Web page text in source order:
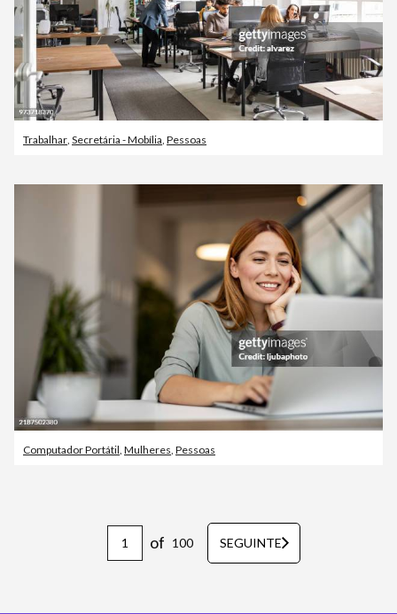
Trabalhar, Secretária - Mobília, Pessoas
Computador Portátil Mulheres Pessoas
of 100 SEGUINTE